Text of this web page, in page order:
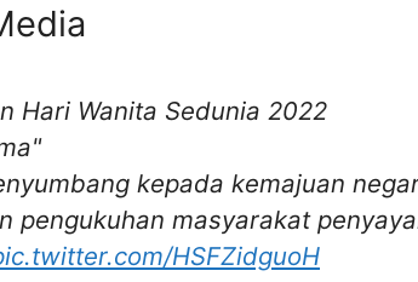
Hari Wanita Sedunia 2022
kepada kemajuan
pengukuhan masyarakat
HSFZidguoH